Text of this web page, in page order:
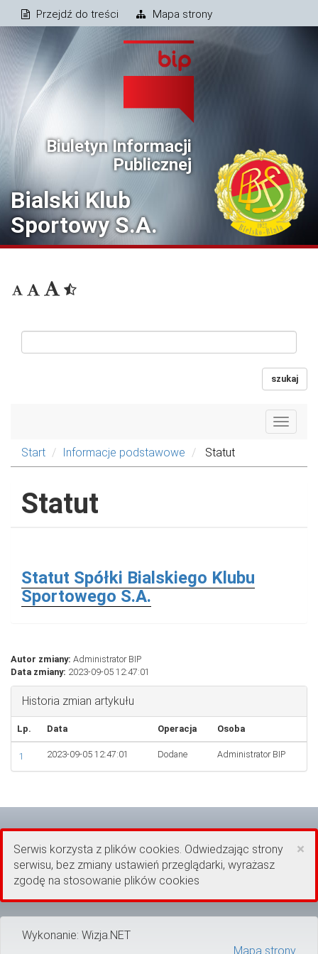
Przejdź do treści Mapa strony
Biuletyn Informacji
Publicznej
Bialski Klub
Sportowy S.A.
szukaj
Toggle
Start
Informacje podstawowe Statut
Statut
Statut Spółki Bialskiego Klubu
Sportowego S.A.
Autor zmiany: Administrator BIP
Data zmiany: 2023-09-05 12:47:01
Historia zmian artykułu
Lp. Data Operacja Osoba
1 2023-09-05 12:47:01 Dodane Administrator BIP
×
Serwis korzysta z plików cookies. Odwiedzając strony
serwisu, bez zmiany ustawień przeglądarki, wyrażasz
zgodę na stosowanie plików cookies
Wykonanie: Wizja.NET
Mapa strony